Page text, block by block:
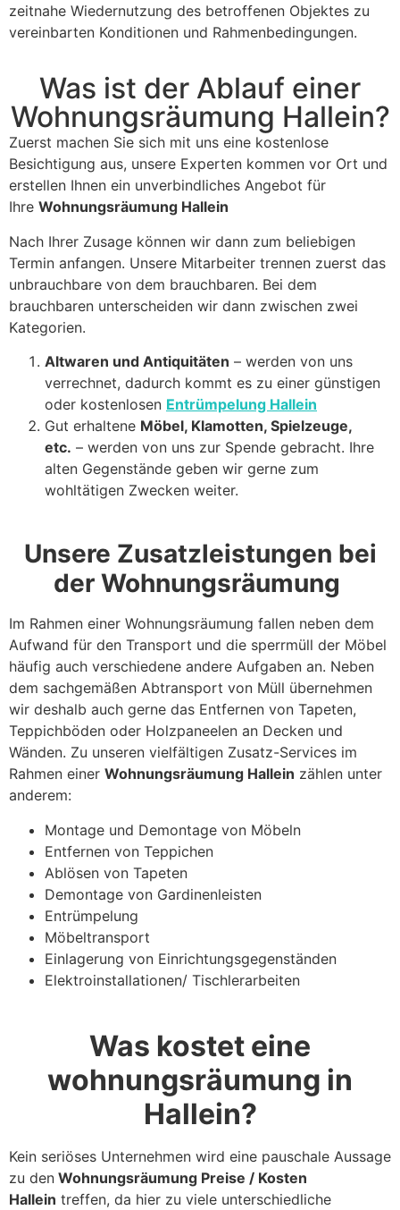
zeitnahe Wiedernutzung des betroffenen Objektes zu
vereinbarten Konditionen und Rahmenbedingungen.
Was ist der Ablauf einer
Wohnungsräumung Hallein?
Zuerst machen Sie sich mit uns eine kostenlose
Besichtigung aus, unsere Experten kommen vor Ort und
erstellen Ihnen ein unverbindliches Angebot für
Ihre Wohnungsräumung Hallein
Nach Ihrer Zusage können wir dann zum beliebigen
Termin anfangen. Unsere Mitarbeiter trennen zuerst das
unbrauchbare von dem brauchbaren. Bei dem
brauchbaren unterscheiden wir dann zwischen zwei
Kategorien.
Altwaren und Antiquitäten – werden von uns
verrechnet, dadurch kommt es zu einer günstigen
oder kostenlosen Entrümpelung Hallein
Gut erhaltene Möbel, Klamotten, Spielzeuge,
etc. – werden von uns zur Spende gebracht. Ihre
alten Gegenstände geben wir gerne zum
wohltätigen Zwecken weiter.
Unsere Zusatzleistungen bei
der Wohnungsräumung
Im Rahmen einer Wohnungsräumung fallen neben dem
Aufwand für den Transport und die sperrmüll der Möbel
häufig auch verschiedene andere Aufgaben an. Neben
dem sachgemäßen Abtransport von Müll übernehmen
wir deshalb auch gerne das Entfernen von Tapeten,
Teppichböden oder Holzpaneelen an Decken und
Wänden. Zu unseren vielfältigen Zusatz-Services im
Rahmen einer Wohnungsräumung Hallein zählen unter
anderem:
Montage und Demontage von Möbeln
Entfernen von Teppichen
Ablösen von Tapeten
Demontage von Gardinenleisten
Entrümpelung
Möbeltransport
Einlagerung von Einrichtungsgegenständen
Elektroinstallationen/ Tischlerarbeiten
Was kostet eine
wohnungsräumung in
Hallein?
Kein seriöses Unternehmen wird eine pauschale Aussage
zu den Wohnungsräumung Preise / Kosten
Hallein treffen, da hier zu viele unterschiedliche